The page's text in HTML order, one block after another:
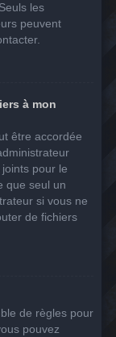
les
peuvent
à mon
être accordée
pour le
que seul un
si vous ne
de fichiers
de règles pour
pouvez